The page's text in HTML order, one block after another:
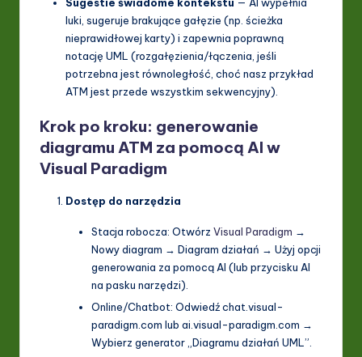
luki, sugeruje brakujące gałęzie (np. ścieżka
nieprawidłowej karty) i zapewnia poprawną
notację UML (rozgałęzienia/łączenia, jeśli
potrzebna jest równoległość, choć nasz przykład
ATM jest przede wszystkim sekwencyjny).
Krok po kroku: generowanie
diagramu ATM za pomocą AI w
Visual Paradigm
Dostęp do narzędzia
Stacja robocza: Otwórz Visual Paradigm →
Nowy diagram → Diagram działań → Użyj opcji
generowania za pomocą AI (lub przycisku AI
na pasku narzędzi).
Online/Chatbot: Odwiedź chat.visual-
paradigm.com lub ai.visual-paradigm.com →
Wybierz generator „Diagramu działań UML”.